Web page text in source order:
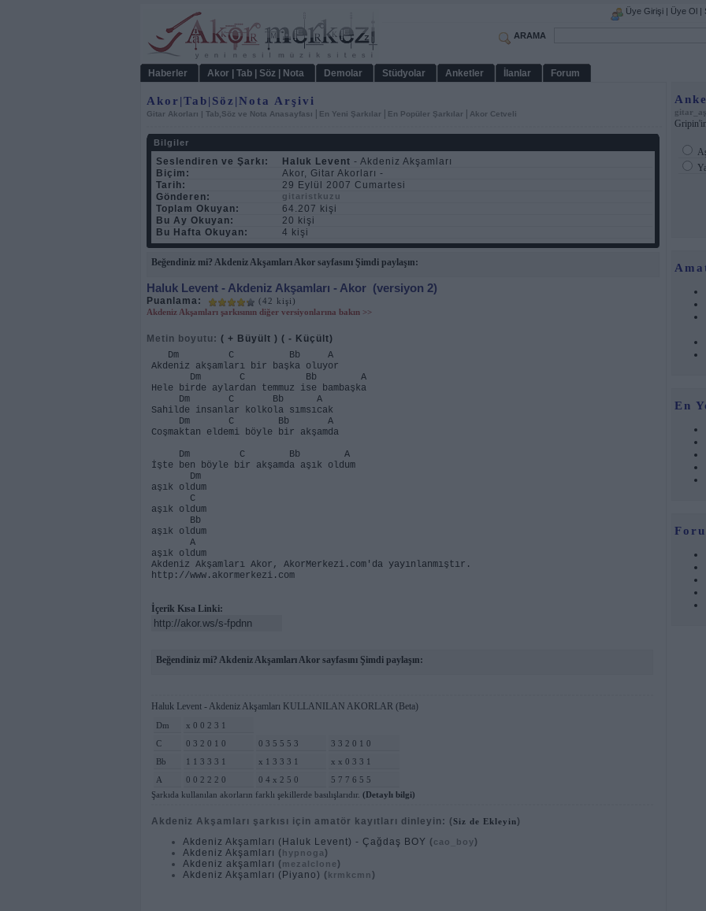
Üye Girişi | Üye Ol |
ARAMA
Haberler Akor | Tab | Söz | Nota Demolar Stüdyolar Anketler İlanlar Forum
Akor|Tab|Söz|Nota Arşivi
Gitar Akorları | Tab,Söz ve Nota Anasayfası En Yeni Şarkılar En Popüler Şarkılar Akor Cetveli
Bilgiler
Seslendiren ve Şarkı: Haluk Levent - Akdeniz Akşamları
Biçim:
Akor, Gitar Akorları -
Tarih:
29 Eylül 2007 Cumartesi
Gönderen:
gitaristkuzu
Toplam Okuyan:
64.207 kişi
Bu Ay Okuyan:
20 kişi
Bu Hafta Okuyan:
4 kişi
Beğendiniz mi? Akdeniz Akşamları Akor sayfasını Şimdi paylaşın:
Haluk Levent - Akdeniz Akşamları - Akor (versiyon 2)
Puanlama:
(42 kişi)
Akdeniz Akşamları şarkısının diğer versiyonlarına bakın >>
Metin boyutu: ( + Büyült ) ( - Küçült)
Dm C Bb A
Akdeniz akşamları bir başka oluyor
Dm C Bb A
Hele birde aylardan temmuz ise bambaşka
Dm C Bb A
Sahilde insanlar kolkola sımsıcak
Dm C Bb A
Coşmaktan eldemi böyle bir akşamda
Dm C Bb A
İşte ben böyle bir akşamda aşık oldum
Dm
aşık oldum
C
aşık oldum
Bb
aşık oldum
A
aşık oldum
Akdeniz Akşamları Akor, AkorMerkezi.com'da yayınlanmıştır.
http://www.akormerkezi.com
İçerik Kısa Linki:
Beğendiniz mi? Akdeniz Akşamları Akor sayfasını Şimdi paylaşın:
Haluk Levent - Akdeniz Akşamları KULLANILAN AKORLAR (Beta)
Dm
x 0 0 2 3 1
C
0 3 2 0 1 0 0 3 5 5 5 3
3 3 2 0 1 0
Bb
1 1 3 3 3 1 x 1 3 3 3 1
x x 0 3 3 1
A
0 0 2 2 2 0 0 4 x 2 5 0
5 7 7 6 5 5
Şarkıda kullanılan akorların farklı şekillerde basılışlarıdır. (Detaylı bilgi)
Akdeniz Akşamları şarkısı için amatör kayıtları dinleyin: (Siz de Ekleyin)
Akdeniz Akşamları (Haluk Levent) - Çağdaş BOY (cao_boy)
Akdeniz Akşamları (hypnoga)
Akdeniz akşamları (mezalclone)
Akdeniz Akşamları (Piyano) (krmkcmn)
En